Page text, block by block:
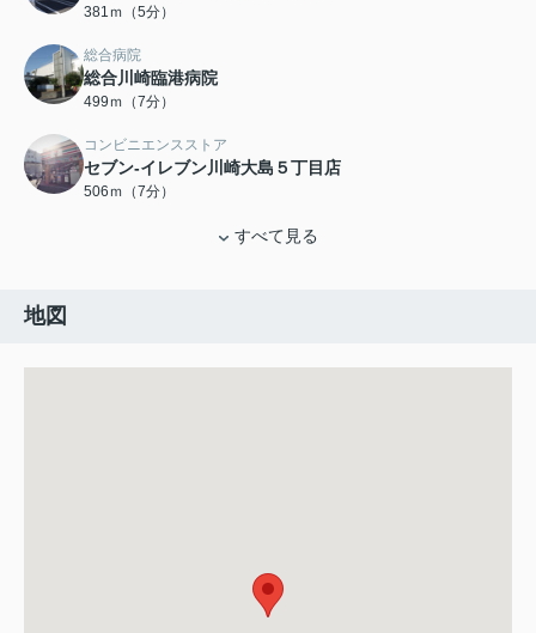
381ｍ（5分）
総合病院
総合川崎臨港病院
499ｍ（7分）
コンビニエンスストア
セブン-イレブン川崎大島５丁目店
506ｍ（7分）
すべて見る
地図